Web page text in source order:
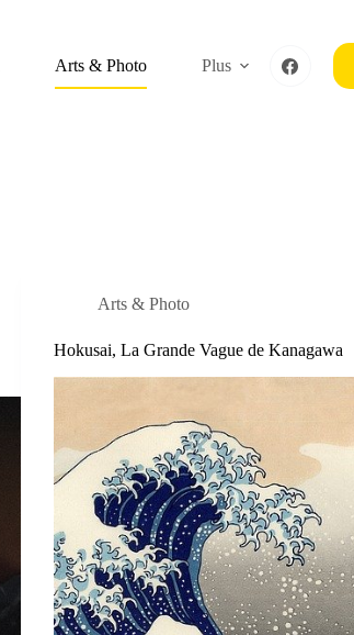
Arts & Photo Plus
Arts & Photo
Hokusai, La Grande Vague de Kanagawa